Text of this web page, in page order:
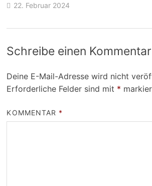
22. Februar 2024
Schreibe einen Kommentar
Deine E-Mail-Adresse wird nicht
Erforderliche Felder sind mit *
KOMMENTAR *